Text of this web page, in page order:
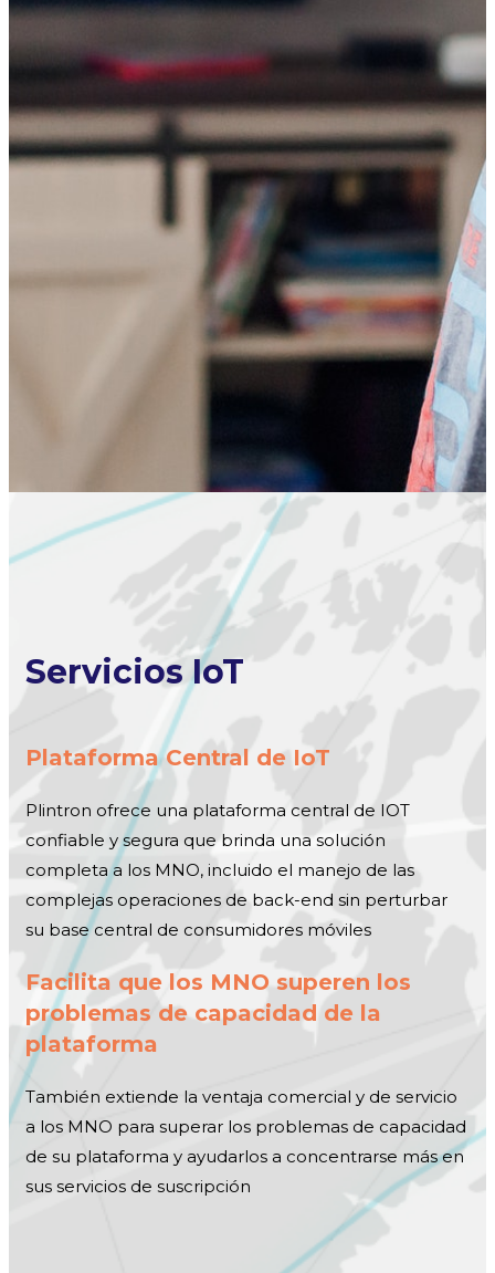
Servicios IoT
Plataforma Central de IoT
Plintron ofrece una plataforma central de IOT
confiable y segura que brinda una solución
completa a los MNO, incluido el manejo de las
complejas operaciones de back-end sin perturbar
su base central de consumidores móviles
Facilita que los MNO superen los
problemas de capacidad de la
plataforma
También extiende la ventaja comercial y de servicio
a los MNO para superar los problemas de capacidad
de su plataforma y ayudarlos a concentrarse más en
sus servicios de suscripción